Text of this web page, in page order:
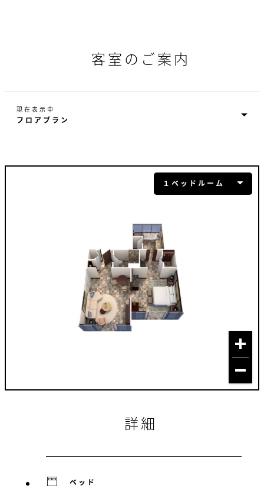
客室のご案内
現在表示中
詳細
ベッド